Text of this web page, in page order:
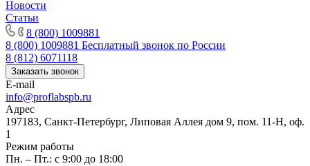
Новости
Статьи
8 (800) 1009881
8 (800) 1009881 Бесплатный звонок по России
8 (812) 6071118
Заказать звонок
E-mail
info@proflabspb.ru
Адрес
197183, Санкт-Петербург, Липовая Аллея дом 9, пом. 11-Н, оф.
1
Режим работы
Пн. – Пт.: с 9:00 до 18:00